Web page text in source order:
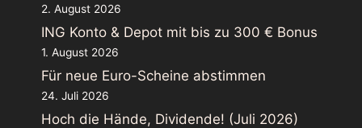
2. August 2026
ING Konto & Depot mit bis zu 300 € Bonus
1. August 2026
Für neue Euro-Scheine abstimmen
24. Juli 2026
Hoch die Hände, Dividende! (Juli 2026)